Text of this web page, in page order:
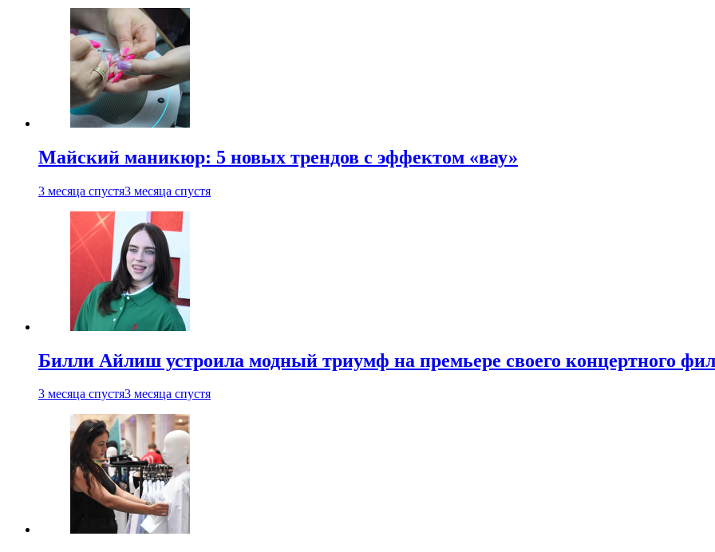
Майский маникюр: 5 новых трендов с эффектом «вау»
3 месяца спустя3 месяца спустя
Билли Айлиш устроила модный триумф на премьере своего концертного
3 месяца спустя3 месяца спустя